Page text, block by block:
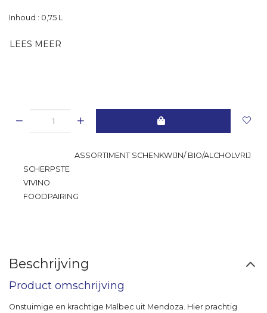
Inhoud : 0,75 L
LEES MEER
ASSORTIMENT SCHENKWIJN/ BIO/ALCHOLVRIJ
SCHERPSTE
VIVINO
FOODPAIRING
Beschrijving
Product omschrijving
Onstuimige en krachtige Malbec uit Mendoza. Hier prachtig